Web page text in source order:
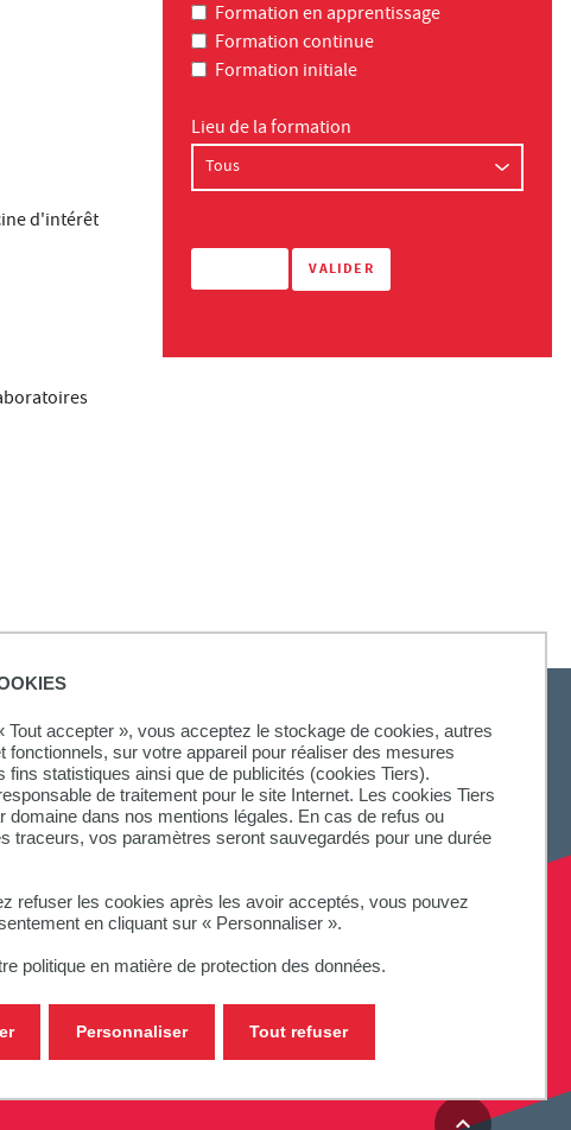
Tout accepter », vous acceptez le stockage de cookies, autres
fonctionnels, sur votre appareil pour réaliser des mesures
fins statistiques ainsi que de publicités (cookies Tiers).
de traitement pour le site Internet. Les cookies Tiers
domaine dans nos mentions légales. En cas de refus ou
traceurs, vos paramètres seront sauvegardés pour une durée
refuser les cookies après les avoir acceptés, vous pouvez
en cliquant sur « Personnaliser ».
politique en matière de protection des données.
Tout refuser
Personnaliser
d'intérêt
Formation en apprentissage
Formation continue
Formation initiale
Lieu de la formation
SUIVEZ-NOUS